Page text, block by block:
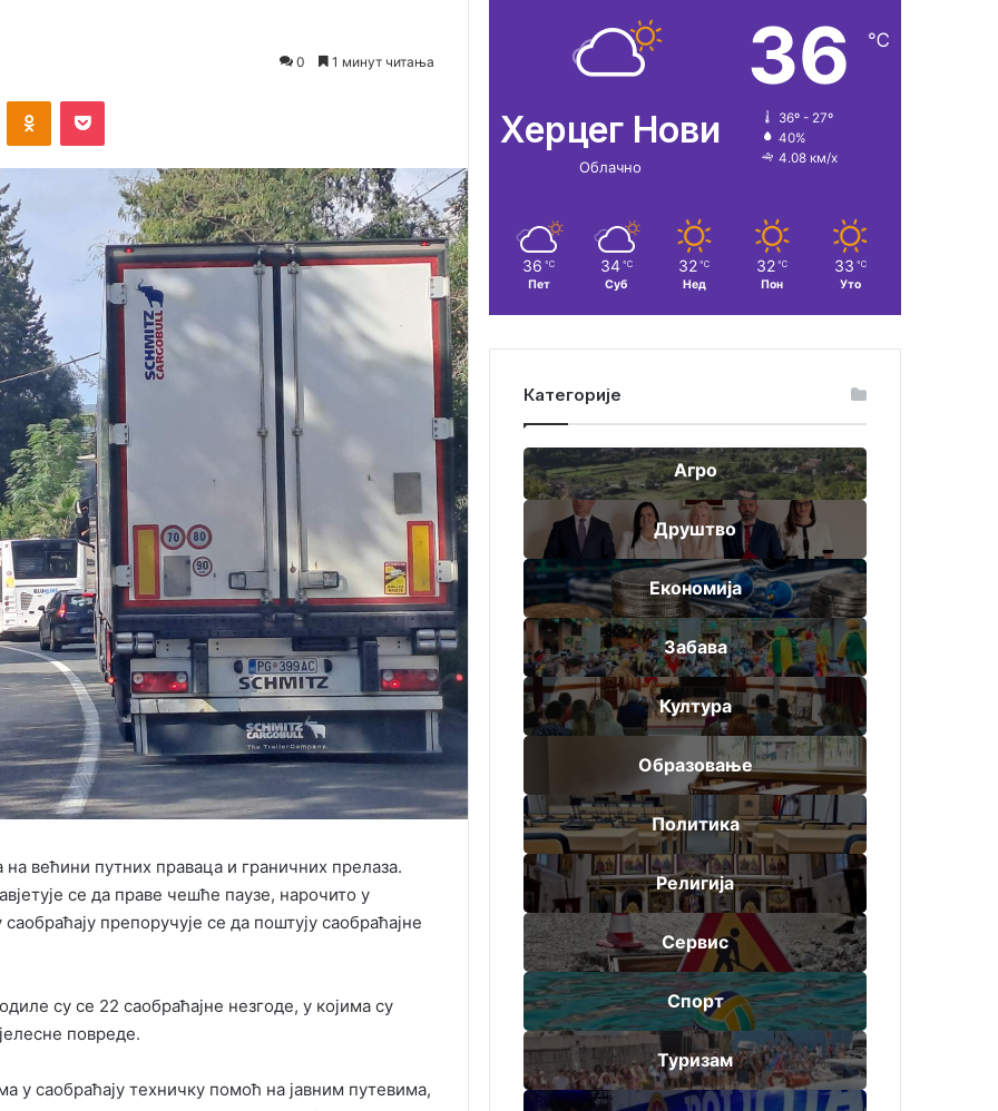
0 1 минут читања
већини путних праваца и граничних прелаза.
се да праве чешће паузе, нарочито у
препоручује се да поштују саобраћајне
су се 22 саобраћајне незгоде, у којима су
повреде.
саобраћају техничку помоћ на јавним путевима,
Херцег Нови
Облачно
36 ℃
36º - 27º
40%
4.08 км/х
36 ℃
Пет
34 ℃
Суб
32 ℃
Нед
32 ℃
Пон
33 ℃
Уто
Категорије
Агро
Друштво
Економија
Забава
Култура
Образовање
Политика
Религија
Сервис
Спорт
Туризам